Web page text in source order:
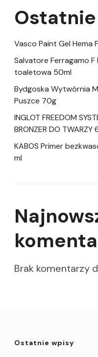
Vasco Paint Gel Hema
Salvatore Ferragamo
toaletowa 50ml
Bydgoska Wytwórnia
Puszce 70g
INGLOT FREEDOM
BRONZER DO TWARZY
KABOS Primer
ml
Brak komentarzy
Ostatnie wpisy